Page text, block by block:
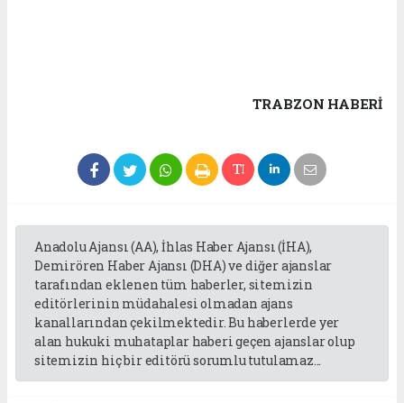
TRABZON HABERİ
Anadolu Ajansı (AA), İhlas Haber Ajansı (İHA),
Demirören Haber Ajansı (DHA) ve diğer ajanslar
tarafından eklenen tüm haberler, sitemizin
editörlerinin müdahalesi olmadan ajans
kanallarından çekilmektedir. Bu haberlerde yer
alan hukuki muhataplar haberi geçen ajanslar olup
sitemizin hiç bir editörü sorumlu tutulamaz...